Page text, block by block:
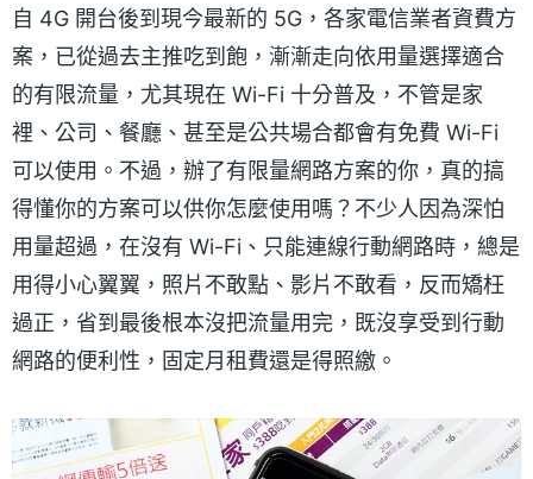
自 4G 開台後到現今最新的 5G，各家電信業者資費方
案，已從過去主推吃到飽，漸漸走向依用量選擇適合
的有限流量，尤其現在 Wi-Fi 十分普及，不管是家
裡、公司、餐廳、甚至是公共場合都會有免費 Wi-Fi
可以使用。不過，辦了有限量網路方案的你，真的搞
得懂你的方案可以供你怎麼使用嗎？不少人因為深怕
用量超過，在沒有 Wi-Fi、只能連線行動網路時，總是
用得小心翼翼，照片不敢點、影片不敢看，反而矯枉
過正，省到最後根本沒把流量用完，既沒享受到行動
網路的便利性，固定月租費還是得照繳。